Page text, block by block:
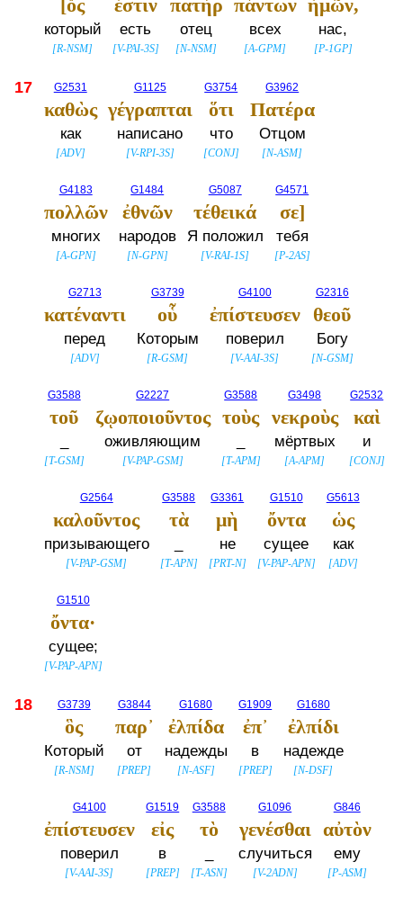
[ὅς
который
[R-NSM]
ἐστιν
есть
[V-PAI-3S]
πατὴρ
отец
[N-NSM]
πάντων
всех
[A-GPM]
ἡμῶν,
нас,
[P-1GP]
17 G2531
καθὼς
как
[ADV]
G1125
γέγραπται
написано
[V-RPI-3S]
G3754
ὅτι
что
[CONJ]
G3962
Πατέρα
Отцом
[N-ASM]
G4183
πολλῶν
многих
[A-GPN]
G1484
ἐθνῶν
народов
[N-GPN]
G5087
τέθεικά
Я положил
[V-RAI-1S]
G4571
σε]
тебя
[P-2AS]
G2713
κατέναντι
перед
[ADV]
G3739
οὗ
Которым
[R-GSM]
G4100
ἐπίστευσεν
поверил
[V-AAI-3S]
G2316
θεοῦ
Богу
[N-GSM]
G3588
τοῦ
[T-GSM]
G2227
ζῳοποιοῦντος
оживляющим
[V-PAP-GSM]
G3588
τοὺς
[T-APM]
G3498
νεκροὺς
мёртвых
[A-APM]
G2532
καὶ
и
[CONJ]
G2564
καλοῦντος
призывающего
[V-PAP-GSM]
G3588
τὰ
[T-APN]
G3361
μὴ
не
[PRT-N]
G1510
ὄντα
сущее
[V-PAP-APN]
G5613
ὡς
как
[ADV]
G1510
ὄντα·
сущее;
[V-PAP-APN]
18 G3739
ὃς
Который
[R-NSM]
G3844
παρ᾽
от
[PREP]
G1680
ἐλπίδα
надежды
[N-ASF]
G1909
ἐπ᾽
в
[PREP]
G1680
ἐλπίδι
надежде
[N-DSF]
G4100
ἐπίστευσεν
поверил
[V-AAI-3S]
G1519
εἰς
в
[PREP]
G3588
τὸ
[T-ASN]
G1096
γενέσθαι
случиться
[V-2ADN]
G846
αὐτὸν
ему
[P-ASM]